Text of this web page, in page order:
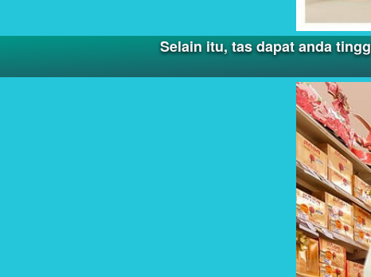
Selain itu, tas dapat anda